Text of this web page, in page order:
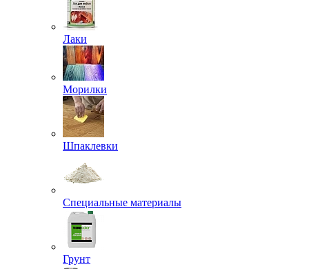
Лаки
Морилки
Шпаклевки
Специальные материалы
Грунт